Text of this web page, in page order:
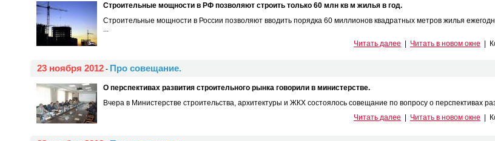
Строительные мощности в РФ позволяют строить только 60 млн кв м жилья в год.
Строительные мощности в России позволяют вводить порядка 60 миллионов квадратных метров жилья
...
Читать далее
Читать в новом окне
23 ноября 2012 - Про совещание.
О перспективах развития строительного рынка говорили в министерстве.
Вчера в Министерстве строительства, архитектуры и ЖКХ состоялось совещание по вопросу о перспективах
Читать далее
Читать в новом окне